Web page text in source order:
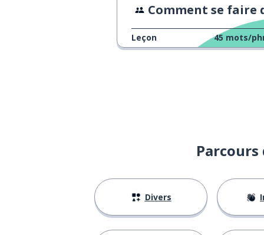
Comment se faire des
Leçon 45 mots/
Divers